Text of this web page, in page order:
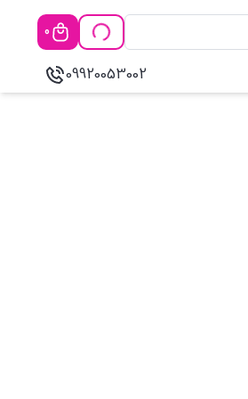
0
09920053002